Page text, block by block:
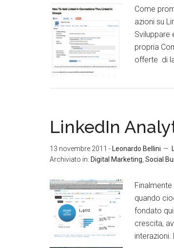
Come
azioni su
Sviluppare
propria
offerte di
LinkedIn
13 novembre 2011 - Leonardo Bellini
Archiviato in: Digital Marketing Social
quando
fondato
crescita,